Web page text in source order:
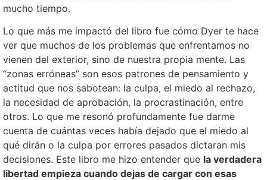
mucho tiempo.
Lo que más me impactó del libro fue cómo Dyer te hace
ver que muchos de los problemas que enfrentamos no
vienen del exterior, sino de nuestra propia mente. Las
“zonas erróneas” son esos patrones de pensamiento y
actitud que nos sabotean: la culpa, el miedo al rechazo,
la necesidad de aprobación, la procrastinación, entre
otros. Lo que me resonó profundamente fue darme
cuenta de cuántas veces había dejado que el miedo al
qué dirán o la culpa por errores pasados dictaran mis
decisiones. Este libro me hizo entender que la verdadera
libertad empieza cuando dejas de cargar con esas